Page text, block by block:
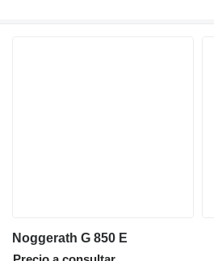
Noggerath G 850 E